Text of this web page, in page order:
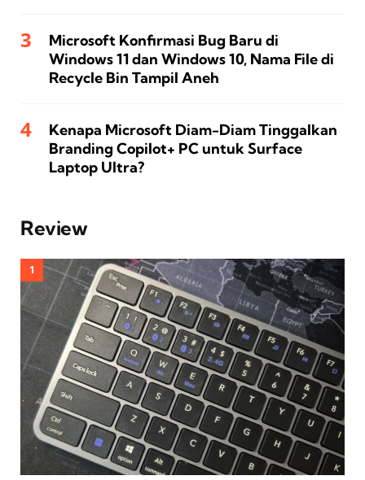
Microsoft Konfirmasi Bug Baru di
Windows 11 dan Windows 10, Nama File di
Recycle Bin Tampil Aneh
Kenapa Microsoft Diam-Diam Tinggalkan
Branding Copilot+ PC untuk Surface
Laptop Ultra?
Review